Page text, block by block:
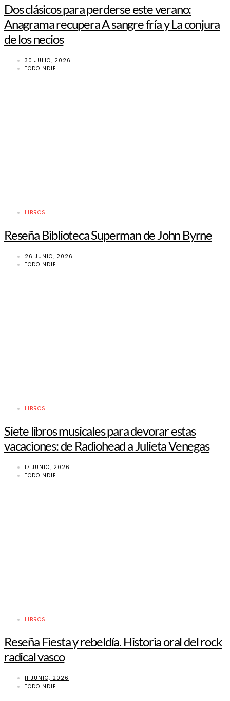
Dos clásicos para perderse este verano:
Anagrama recupera A sangre fría y La conjura
de los necios
30 JULIO, 2026
TODOINDIE
LIBROS
Reseña Biblioteca Superman de John Byrne
26 JUNIO, 2026
TODOINDIE
LIBROS
Siete libros musicales para devorar estas
vacaciones: de Radiohead a Julieta Venegas
17 JUNIO, 2026
TODOINDIE
LIBROS
Reseña Fiesta y rebeldía. Historia oral del rock
radical vasco
11 JUNIO, 2026
TODOINDIE